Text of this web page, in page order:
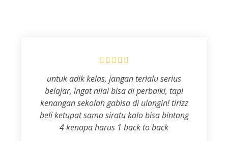
untuk adik kelas, jangan terlalu serius
belajar, ingat nilai bisa di perbaiki, tapi
kenangan sekolah gabisa di ulangin! tirizz
beli ketupat sama siratu kalo bisa bintang
4 kenapa harus 1 back to back